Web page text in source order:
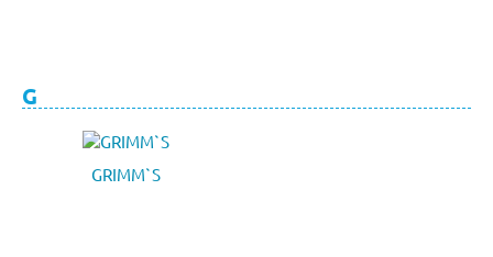
G
GRIMM`S